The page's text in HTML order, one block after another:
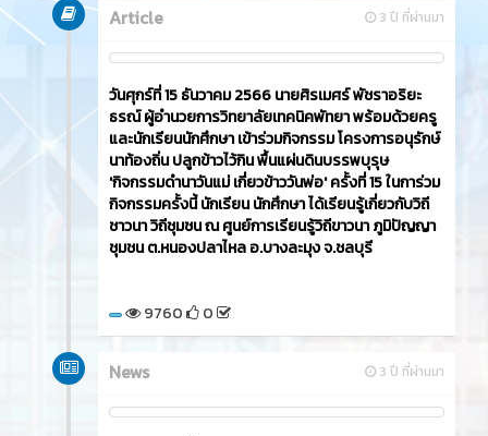
3 ปี ที่ผ่านมา
Article
วันศุกร์ที่ 15 ธันวาคม 2566​ นายศิรเมศร์ พัชราอริยะ
ธรณ์ ผู้อำนวยการวิทยาลัยเทคนิคพัทยา พร้อมด้วยครู
และนักเรียนนักศึกษา เข้าร่วมกิจกรรม โครงการอนุรักษ์
นาท้องถิ่น ปลูกข้าวไว้กิน พื้นแผ่นดินบรรพบุรุษ
'กิจกรรมดำนาวันแม่ เกี่ยวข้าววันพ่อ' ครั้งที่ 15 ในการ่วม
กิจกรรมครั้งนี้ นักเรียน นักศึกษา ได้เรียนรู้เกี่ยวกับวิถี
ชาวนา วิถีชุมชน ณ ศูนย์การเรียนรู้วิถีขาวนา ภูมิปัญญา
ชุมชน ต.หนองปลาไหล อ.บางละมุง จ.ชลบุรี
9760 0
3 ปี ที่ผ่านมา
News